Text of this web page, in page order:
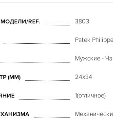
REF. 3803
Patek Philippe
Мужские -
(MM) 24x34
1(отличное)